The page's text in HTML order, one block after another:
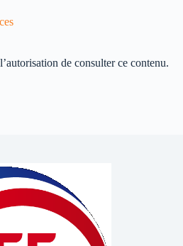
de consulter ce contenu.